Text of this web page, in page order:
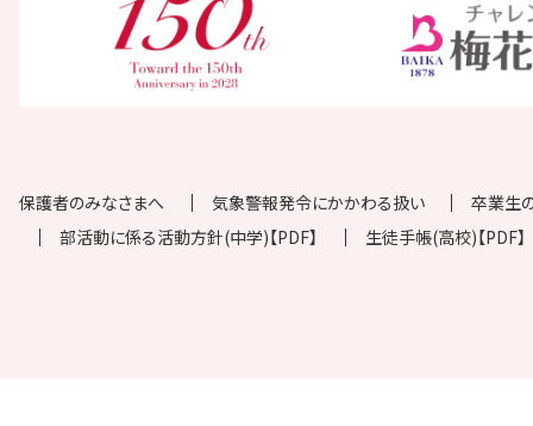
保護者のみなさまへ 気象警報発令にかかわる扱い
卒業生
部活動に係る活動方針(中学)【PDF】
生徒手帳(高校)【PDF】